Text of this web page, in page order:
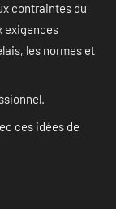
contraintes du
exigences
les normes et
ces idées de